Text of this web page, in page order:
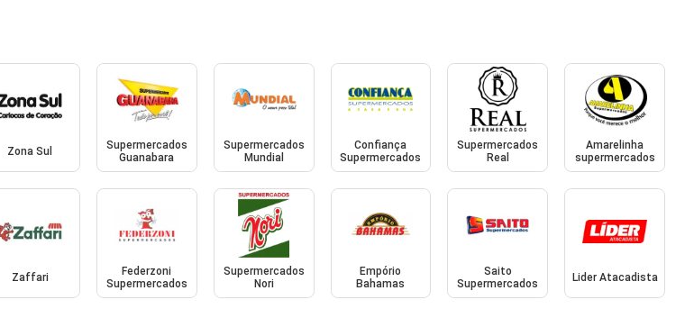
Zona Sul
Supermercados
Guanabara
Supermercados
Mundial
Confiança
Supermercados
Supermercados
Real
Amarelinha
supermercados
Zaffari
Federzoni
Supermercados
Supermercados
Nori
Empório
Bahamas
Saito
Supermercados
Lider Atacadista